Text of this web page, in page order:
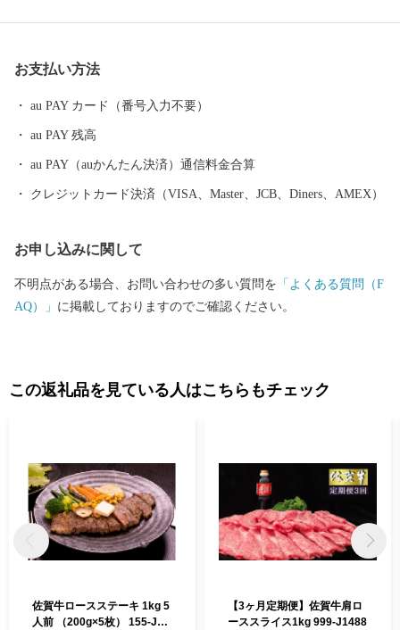
万里市が責任をもって安全に管理・保管し、第三者に譲渡・提供
することはございません。 寄附者様からいただいた個人情報は、
する報告、伊万里市が主催・出展するふるさと納税関連イベント
情報の提供、伊万里市のふるさと納税に関する情報提供のため、
使用させていただきます。 また、情報の提供手段としては、電子
里市ふるさと納税サポート室】 電話：0955-58-9930 ＦＡＸ：050-3
606-3441 メール：support@furusato-imari.jp ※伊万里市はふるさと
納税のサポート室業務と、ワンストップ特例申請受付業務を外部
お支払い方法
au PAY カード（番号入力不要）
au PAY 残高
au PAY（auかんたん決済）通信料金合算
クレジットカード決済（VISA、Master、JCB、Diners、AMEX）
お申し込みに関して
不明点がある場合、お問い合わせの多い質問を 「よくある質問（F
AQ）」 に掲載しておりますのでご確認ください。
この返礼品を見ている人はこちらもチェック
佐賀牛ロースステーキ 1kg 5
人前 （200g×5枚） 155-J69
【3ヶ月定期便】佐賀牛肩ロ
ーススライス1kg 999-J1488